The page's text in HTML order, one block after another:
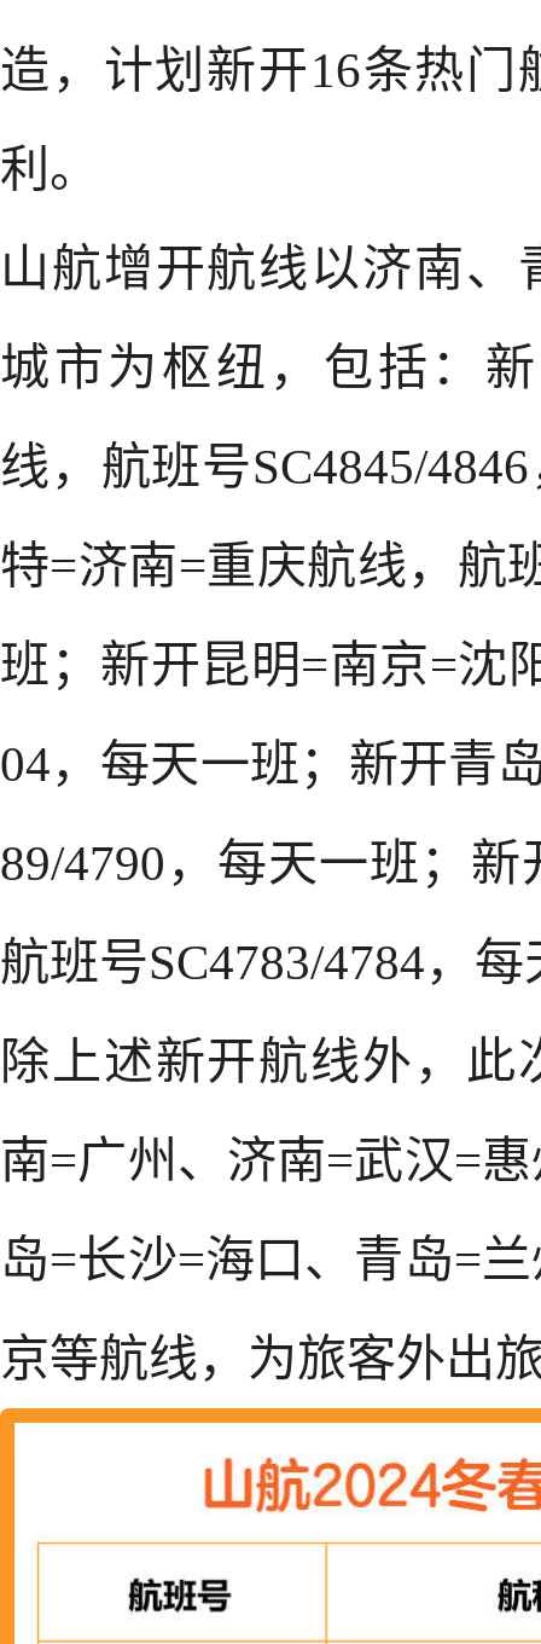
造，计划新开16条热
利。
山航增开航线以济南
城市为枢纽，包括：
线，航班号SC4845/
特=济南=重庆航线，航
班；新开昆明=南京=沈
04，每天一班；新开青
89/4790，每天一班；
航班号SC4783/4784，
除上述新开航线外，
南=广州、济南=武汉=
岛=长沙=海口、青岛=
京等航线，为旅客外出